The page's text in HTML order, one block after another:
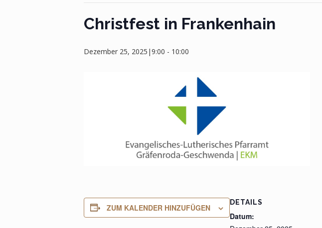
Christfest in Frankenhain
Dezember 25, 2025|9:00 - 10:00
ZUM KALENDER HINZUFÜGEN
DETAILS
Datum: